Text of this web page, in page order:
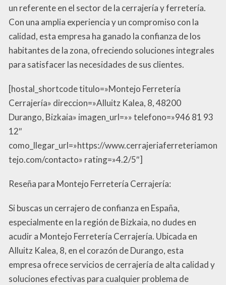
un referente en el sector de la cerrajería y ferretería.
Con una amplia experiencia y un compromiso con la
calidad, esta empresa ha ganado la confianza de los
habitantes de la zona, ofreciendo soluciones integrales
para satisfacer las necesidades de sus clientes.
[hostal_shortcode titulo=»Montejo Ferretería
Cerrajería» direccion=»Alluitz Kalea, 8, 48200
Durango, Bizkaia» imagen_url=»» telefono=»946 81 93
12″
como_llegar_url=»https://www.cerrajeriaferreteriamon
tejo.com/contacto» rating=»4.2/5″]
Reseña para Montejo Ferretería Cerrajería:
Si buscas un cerrajero de confianza en España,
especialmente en la región de Bizkaia, no dudes en
acudir a Montejo Ferretería Cerrajería. Ubicada en
Alluitz Kalea, 8, en el corazón de Durango, esta
empresa ofrece servicios de cerrajería de alta calidad y
soluciones efectivas para cualquier problema de